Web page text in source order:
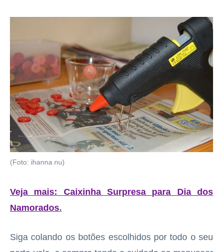
(Foto: ihanna.nu)
Veja mais:
Caixinha Surpresa para Dia dos
Namorados.
Siga colando os botões escolhidos por todo o seu